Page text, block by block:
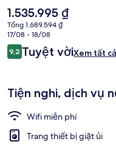
chỉ mất một quãng đi bộ
Giá
hiện
tại
là
1.535.995 ₫
1.535.995 ₫
Tổng 1.689.594 ₫
17/08 - 18/08
Nhận
xét
9,29,2 trên 10,
Tuyệt vờiXem tất
Tiện nghi, dịch vụ
Wifi miễn phí
Trang thiết bị giặt ủi